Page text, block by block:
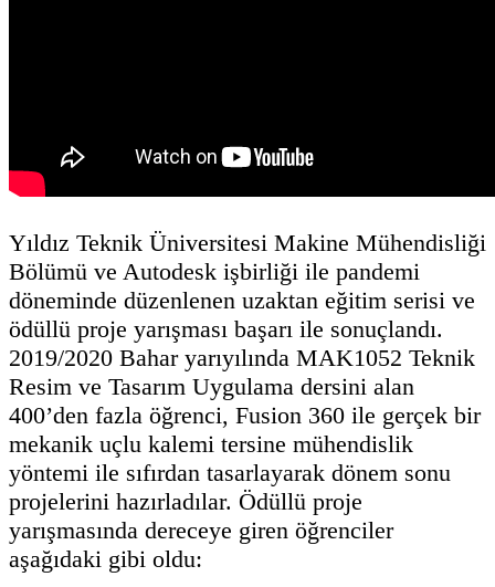
Yıldız Teknik Üniversitesi Makine Mühendisliği
Bölümü ve Autodesk işbirliği ile pandemi
döneminde düzenlenen uzaktan eğitim serisi ve
ödüllü proje yarışması başarı ile sonuçlandı.
2019/2020 Bahar yarıyılında MAK1052 Teknik
Resim ve Tasarım Uygulama dersini alan
400’den fazla öğrenci, Fusion 360 ile gerçek bir
mekanik uçlu kalemi tersine mühendislik
yöntemi ile sıfırdan tasarlayarak dönem sonu
projelerini hazırladılar. Ödüllü proje
yarışmasında dereceye giren öğrenciler
aşağıdaki gibi oldu: